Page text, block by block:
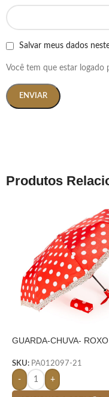
Salvar meus dados
Você tem que estar logado
Produtos
GUARDA-CHUVA- ROXO
SKU: PA012097-21
- +